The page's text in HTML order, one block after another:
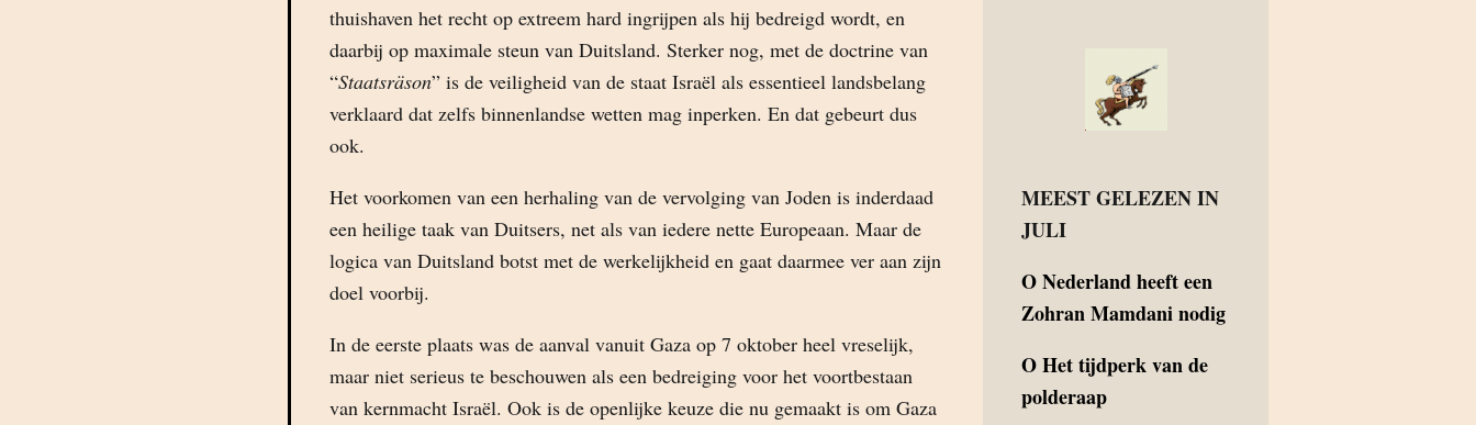
thuishaven het recht op extreem hard ingrijpen als hij bedreigd wordt, en
daarbij op maximale steun van Duitsland. Sterker nog, met de doctrine van
“Staatsräson” is de veiligheid van de staat Israël als essentieel landsbelang
verklaard dat zelfs binnenlandse wetten mag inperken. En dat gebeurt dus
ook.
Het voorkomen van een herhaling van de vervolging van Joden is inderdaad
een heilige taak van Duitsers, net als van iedere nette Europeaan. Maar de
logica van Duitsland botst met de werkelijkheid en gaat daarmee ver aan zijn
doel voorbij.
In de eerste plaats was de aanval vanuit Gaza op 7 oktober heel vreselijk,
maar niet serieus te beschouwen als een bedreiging voor het voortbestaan
van kernmacht Israël. Ook is de openlijke keuze die nu gemaakt is om Gaza
MEEST GELEZEN IN
JULI
ONederland heeft een
Zohran Mamdani nodig
OHet tijdperk van de
polderaap